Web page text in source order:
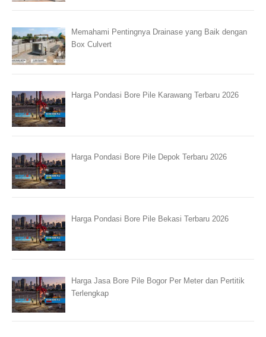
Memahami Pentingnya Drainase yang Baik dengan
Box Culvert
Harga Pondasi Bore Pile Karawang Terbaru 2026
Harga Pondasi Bore Pile Depok Terbaru 2026
Harga Pondasi Bore Pile Bekasi Terbaru 2026
Harga Jasa Bore Pile Bogor Per Meter dan Pertitik
Terlengkap